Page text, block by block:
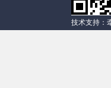
技术支持：